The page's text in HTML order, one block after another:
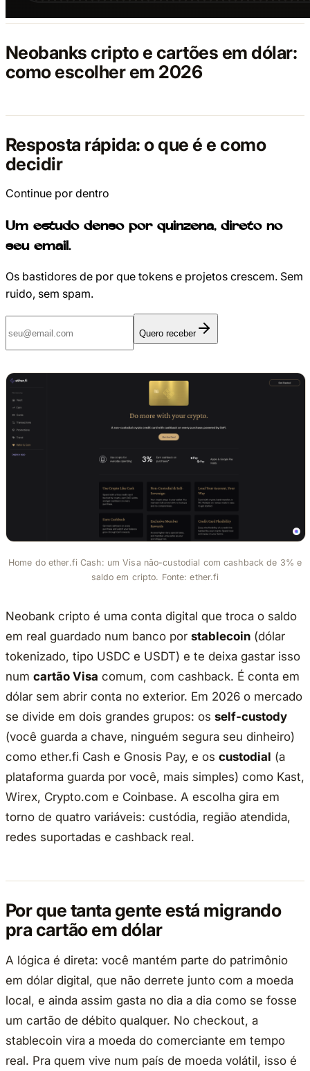
Neobanks cripto e cartões em dólar:
como escolher em 2026
Resposta rápida: o que é e como
decidir
Continue por dentro
Um estudo denso por quinzena, direto no
seu email.
Os bastidores de por que tokens e projetos crescem. Sem
ruido, sem spam.
Quero receber
Home do ether.fi Cash: um Visa não-custodial com cashback de 3% e
saldo em cripto. Fonte: ether.fi
Neobank cripto é uma conta digital que troca o saldo
em real guardado num banco por stablecoin (dólar
tokenizado, tipo USDC e USDT) e te deixa gastar isso
num cartão Visa comum, com cashback. É conta em
dólar sem abrir conta no exterior. Em 2026 o mercado
se divide em dois grandes grupos: os self-custody
(você guarda a chave, ninguém segura seu dinheiro)
como ether.fi Cash e Gnosis Pay, e os custodial (a
plataforma guarda por você, mais simples) como Kast,
Wirex, Crypto.com e Coinbase. A escolha gira em
torno de quatro variáveis: custódia, região atendida,
redes suportadas e cashback real.
Por que tanta gente está migrando
pra cartão em dólar
A lógica é direta: você mantém parte do patrimônio
em dólar digital, que não derrete junto com a moeda
local, e ainda assim gasta no dia a dia como se fosse
um cartão de débito qualquer. No checkout, a
stablecoin vira a moeda do comerciante em tempo
real. Pra quem vive num país de moeda volátil, isso é